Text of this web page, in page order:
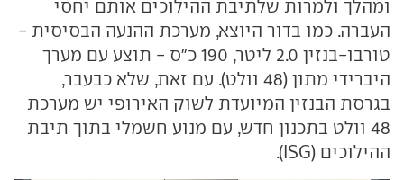
ומהלך ולמרות שלתיבת ההילוכים אותם יחסי
העברה. כמו בדור היוצא, מערכת ההנעה הבסיסית -
טורבו-בנזין 2.0 ליטר, 190 כ"ס - תוצע עם מערך
היברידי מתון (48 וולט). עם זאת, שלא כבעבר,
בגרסת הבנזין המיועדת לשוק האירופי יש מערכת
48 וולט בתכנון חדש, עם מנוע חשמלי בתוך תיבת
ההילוכים (ISG).